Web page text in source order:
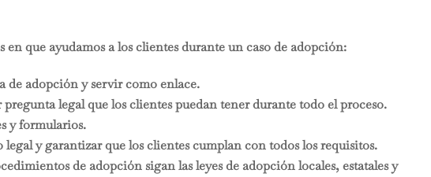
en que ayudamos a los clientes durante un caso de adopción:
de adopción y servir como enlace.
legal que los clientes puedan tener durante todo el proceso.
y formularios.
legal y garantizar que los clientes cumplan con todos los requisitos.
de adopción sigan las leyes de adopción locales, estatales y